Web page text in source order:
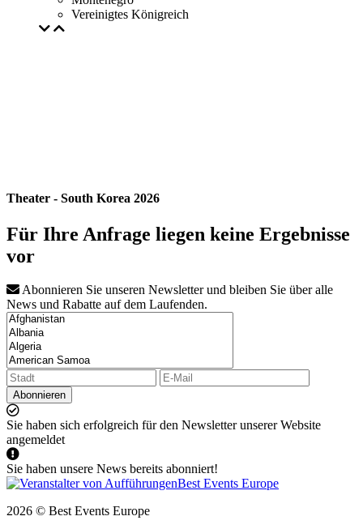
Vereinigtes Königreich
Theater - South Korea 2026
Für Ihre Anfrage liegen keine Ergebnisse
vor
Abonnieren Sie unseren Newsletter und bleiben Sie über alle
News und Rabatte auf dem Laufenden.
Abonnieren
Sie haben sich erfolgreich für den Newsletter unserer Website
angemeldet
Sie haben unsere News bereits abonniert!
2026 © Best Events Europe